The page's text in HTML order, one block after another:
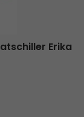
Erika